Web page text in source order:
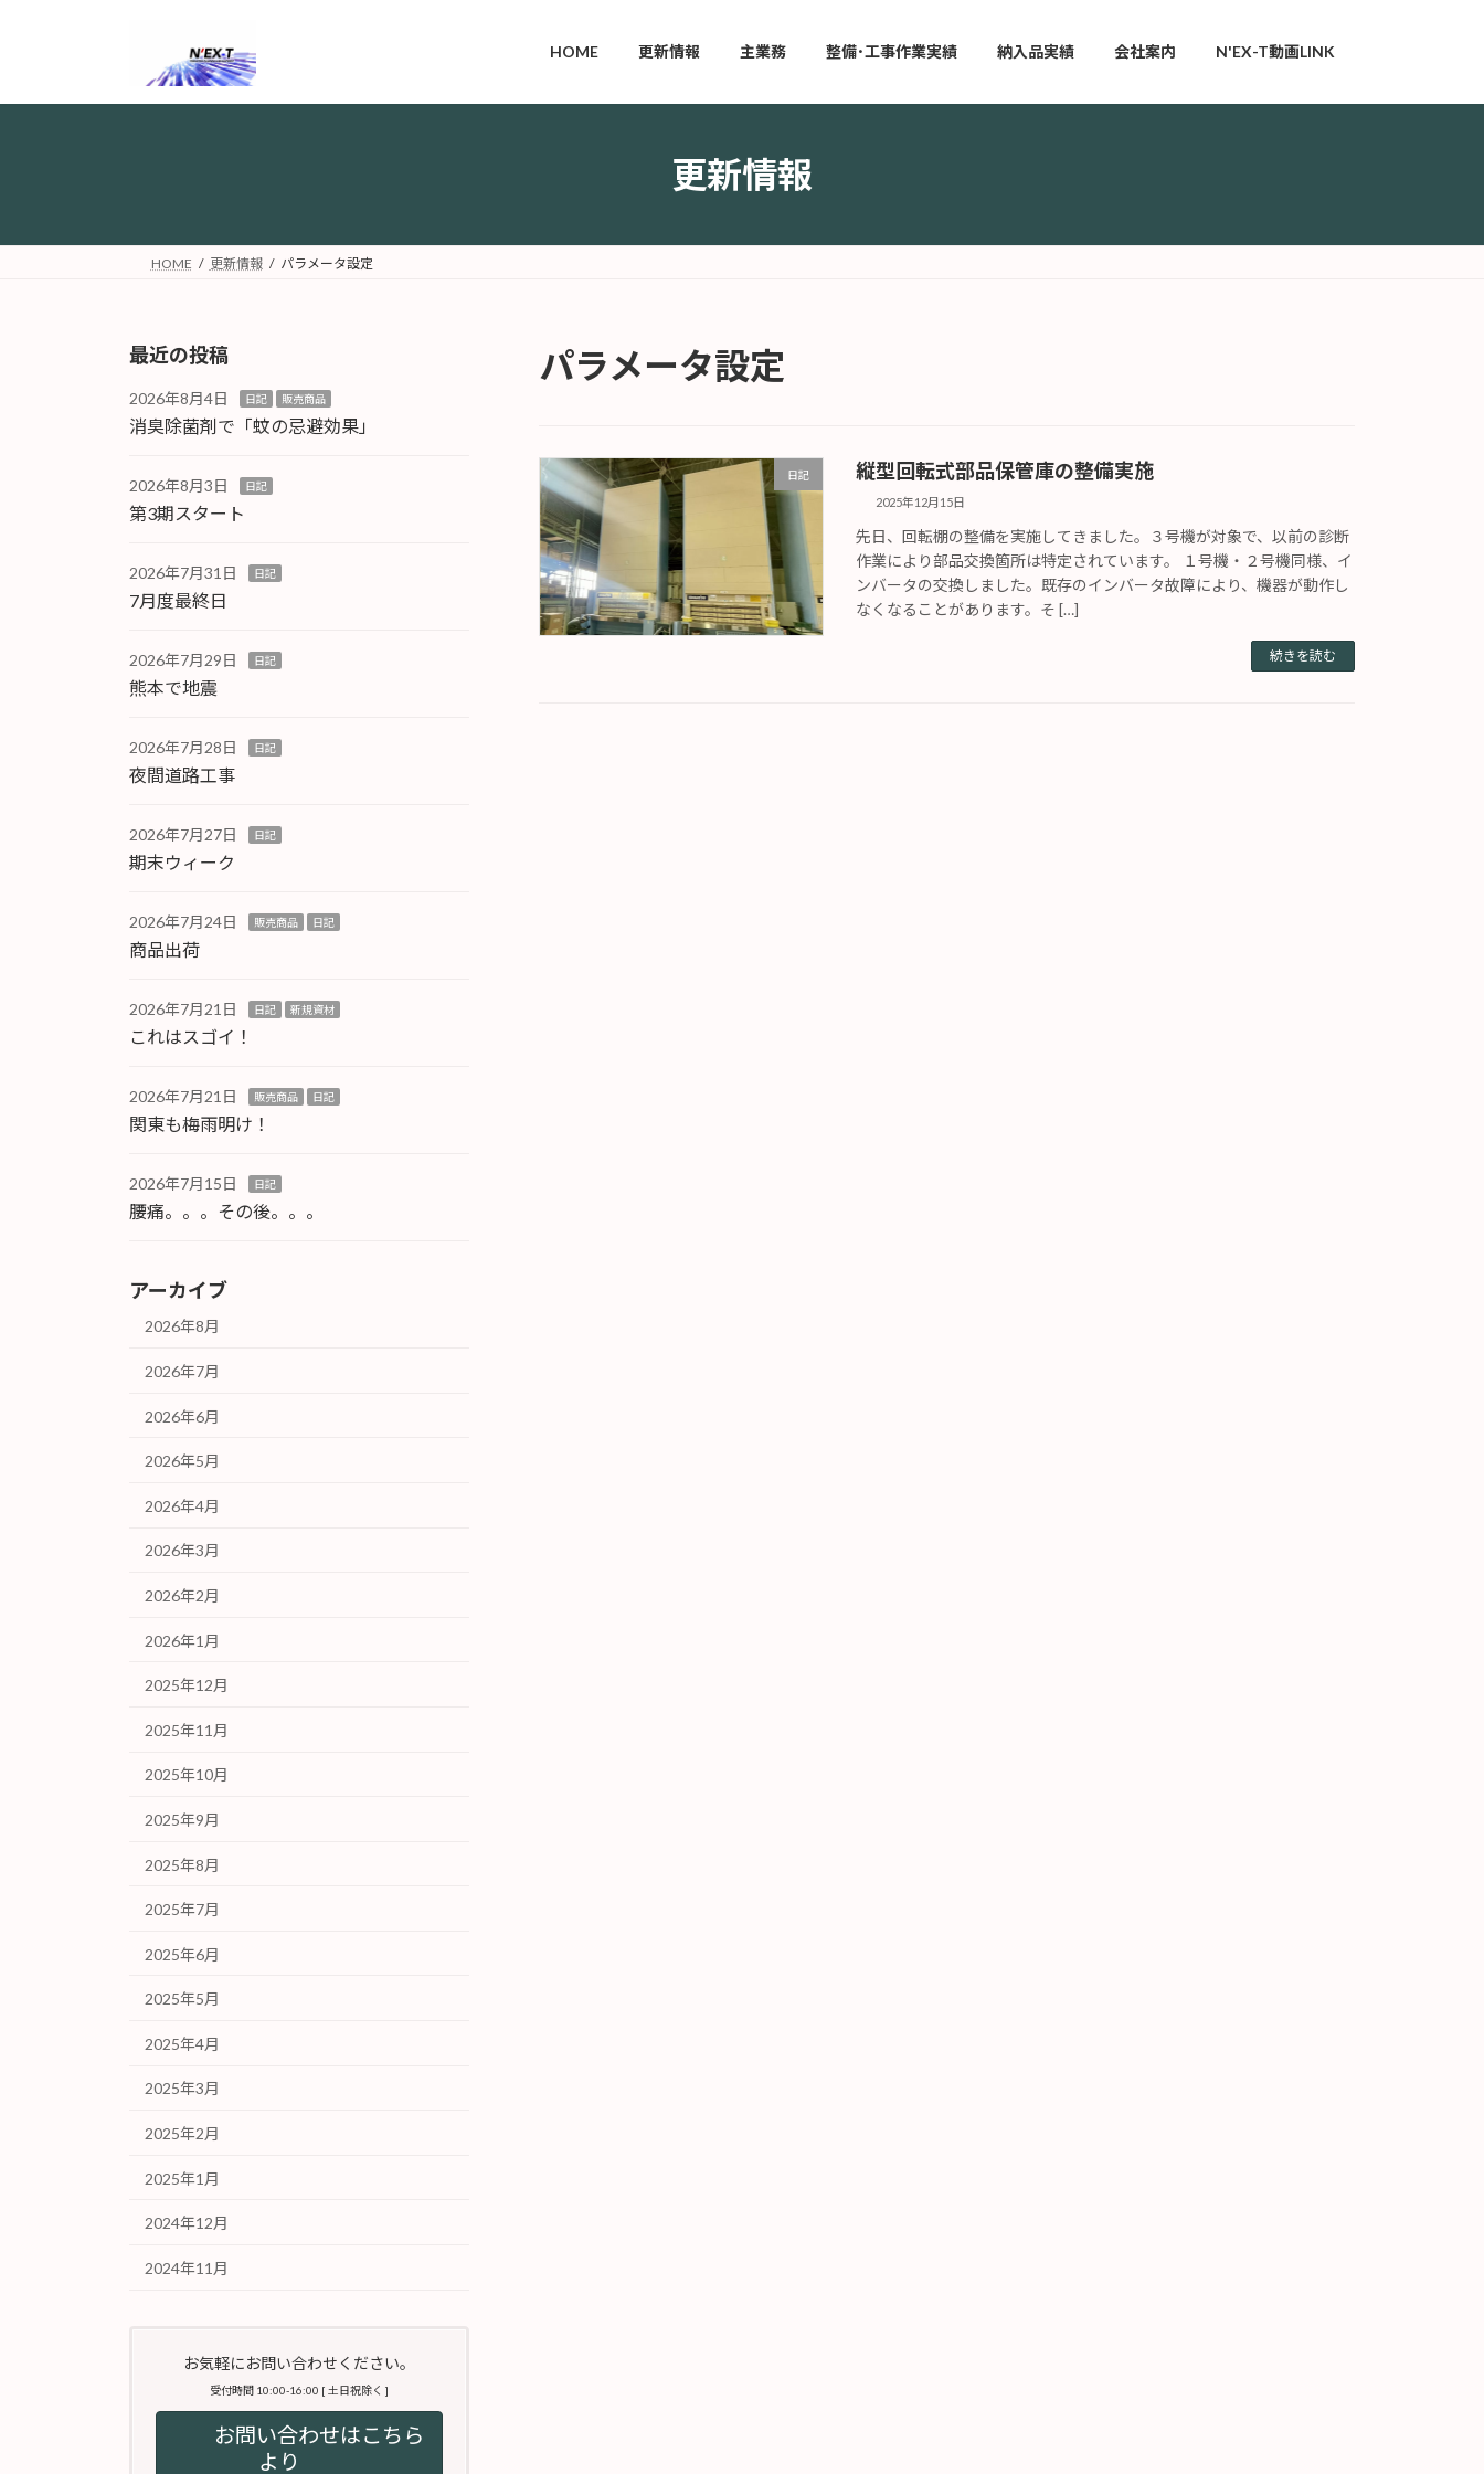
プ
動
HOME 更新情報 主業務 整備･工事作業実績 納入品実績 会社案内 N'EX-T動画LINK
更新情報
HOME 更新情報 パラメータ設定
パラメータ設定
日記 縦型回転式部品保管庫の整備実施
2025年12月15日
先日、回転棚の整備を実施してきました。３号機が対象で、以前の診断
作業により部品交換箇所は特定されています。 １号機・２号機同様、イ
ンバータの交換しました。既存のインバータ故障により、機器が動作し
なくなることがあります。そ […]
続きを読む
最近の投稿
2026年8月4日 日記 販売商品
消臭除菌剤で「蚊の忌避効果」
2026年8月3日 日記
第3期スタート
2026年7月31日 日記
7月度最終日
2026年7月29日 日記
熊本で地震
2026年7月28日 日記
夜間道路工事
2026年7月27日 日記
期末ウィーク
2026年7月24日 販売商品 日記
商品出荷
2026年7月21日 日記 新規資材
これはスゴイ！
2026年7月21日 販売商品 日記
関東も梅雨明け！
2026年7月15日 日記
腰痛。。。その後。。。
アーカイブ
2026年8月
2026年7月
2026年6月
2026年5月
2026年4月
2026年3月
2026年2月
2026年1月
2025年12月
2025年11月
2025年10月
2025年9月
2025年8月
2025年7月
2025年6月
2025年5月
2025年4月
2025年3月
2025年2月
2025年1月
2024年12月
2024年11月
お気軽にお問い合わせください。
受付時間 10:00-16:00 [ 土日祝除く ]
お問い合わせはこちら
より